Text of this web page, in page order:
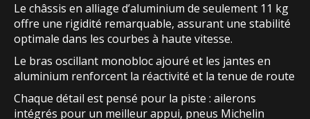
Le châssis en alliage d’aluminium de seulement 11 kg
offre une rigidité remarquable, assurant une stabilité
optimale dans les courbes à haute vitesse.
Le bras oscillant monobloc ajouré et les jantes en
aluminium renforcent la réactivité et la tenue de route
Chaque détail est pensé pour la piste : ailerons
intégrés pour un meilleur appui, pneus Michelin